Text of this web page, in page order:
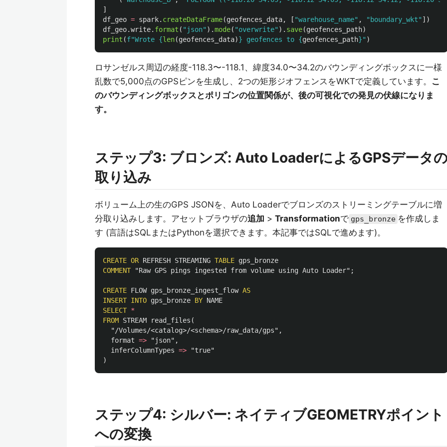
]
df_geo = spark. createDataFrame(geofences_data, [ "warehouse_name" , " boundary_wkt" ])
df_geo.write. format ( " json" ).mode( "overwrite" ). save(geofences_path)
print (f"Wrote {len(geofences_data)} geofences to {geofences_path}" )
ロサンゼルス周辺の経度-118.3〜-118.1、緯度34.0〜34.2のバウンディングボックスに一様
乱数で5,000点のGPSピンを生成し、2つの矩形ジオフェンスをWKTで定義しています。 こ
のバウンディングボックスとポリゴンの位置関係が、後の可視化での発見の伏線になりま
す。
ステップ3: ブロンズ: Auto LoaderによるGPSデータ
取り込み
ボリューム上の生のGPS JSONを、Auto Loaderでブロンズのストリーミングテーブルに増
分取り込みします。アセットブラウザの追加 > Transformationで gps_bronze を作成しま
す (言語はSQLまたはPythonを選択できます。本記事ではSQLで進めます)。
CREATE OR REFRESH STREAMING TABLE gps_bronze
COMMENT
"Raw GPS pings ingested from volume using Auto Loader" ;
CREATE FLOW gps_bronze_ingest_flow AS
INSERT INTO gps_bronze BY NAME
SELECT *
FROM STREAM read_files (
"/Volumes/<catalog>/<schema>/raw_data/gps" ,
format => "json" ,
inferColumnTypes =>
"true"
)
ステップ4: シルバー: ネイティブGEOMETRYポイント
への変換